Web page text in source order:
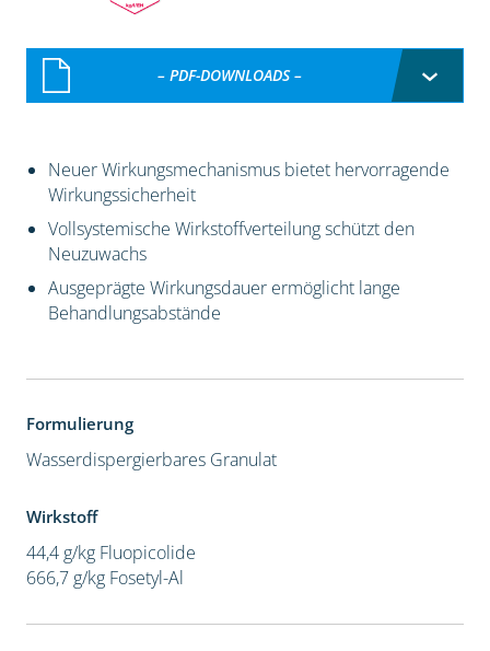
– PDF-DOWNLOADS –
Neuer Wirkungsmechanismus bietet hervorragende
Wirkungssicherheit
Vollsystemische Wirkstoffverteilung schützt den
Neuzuwachs
Ausgeprägte Wirkungsdauer ermöglicht lange
Behandlungsabstände
Formulierung
Wasserdispergierbares Granulat
Wirkstoff
44,4 g/kg Fluopicolide
666,7 g/kg Fosetyl-Al